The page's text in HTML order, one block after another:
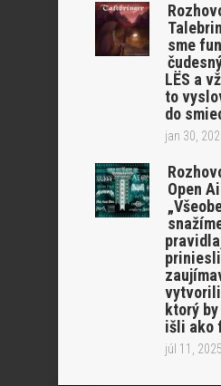
sme
LËS a
to
do
jan 30,
Open
ktorý
išli ako
júl 11, 2025